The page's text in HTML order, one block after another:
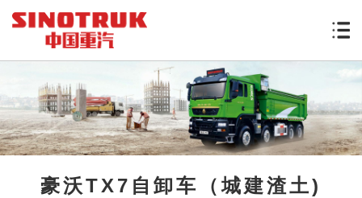
豪沃TX7自卸车（城建渣土)